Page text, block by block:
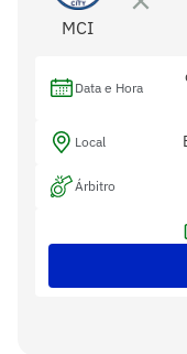
MCI
Data e Hora
Local
Árbitro
Assistentes